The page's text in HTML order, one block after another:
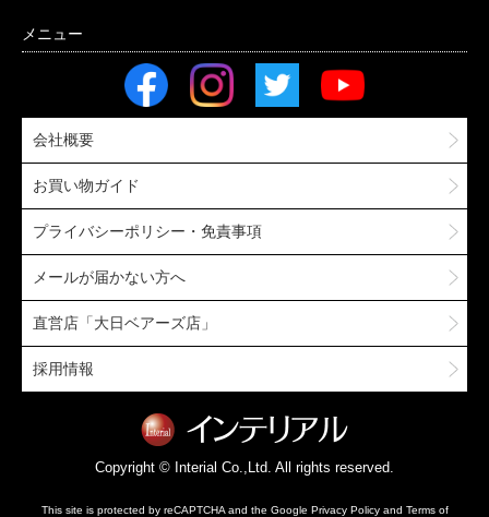
会社概要
お買い物ガイド
プライバシーポリシー・免責事項
メールが届かない方へ
直営店「大日ベアーズ店」
採用情報
Copyright © Interial Co.,Ltd. All rights reserved.
This site is protected by reCAPTCHA and the Google Privacy Policyand Terms of